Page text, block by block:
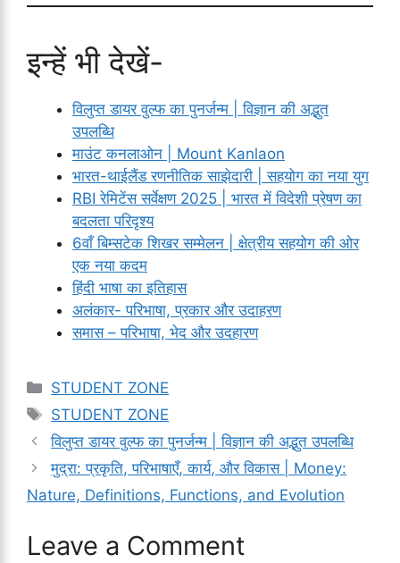
इन्हें भी देखें-
विलुप्त डायर वुल्फ का पुनर्जन्म | विज्ञान की अद्भुत
उपलब्धि
माउंट कनलाओन | Mount Kanlaon
भारत-थाईलैंड रणनीतिक साझेदारी | सहयोग का नया युग
RBI रेमिटेंस सर्वेक्षण 2025 | भारत में विदेशी प्रेषण का
बदलता परिदृश्य
6वाँ बिम्सटेक शिखर सम्मेलन | क्षेत्रीय सहयोग की ओर
एक नया कदम
हिंदी भाषा का इतिहास
अलंकार- परिभाषा, प्रकार और उदाहरण
समास – परिभाषा, भेद और उदहारण
Categories
STUDENT ZONE
Tags
STUDENT ZONE
विलुप्त डायर वुल्फ का पुनर्जन्म | विज्ञान की अद्भुत उपलब्धि
मुद्रा: प्रकृति, परिभाषाएँ, कार्य, और विकास | Money:
Nature, Definitions, Functions, and Evolution
Leave a Comment